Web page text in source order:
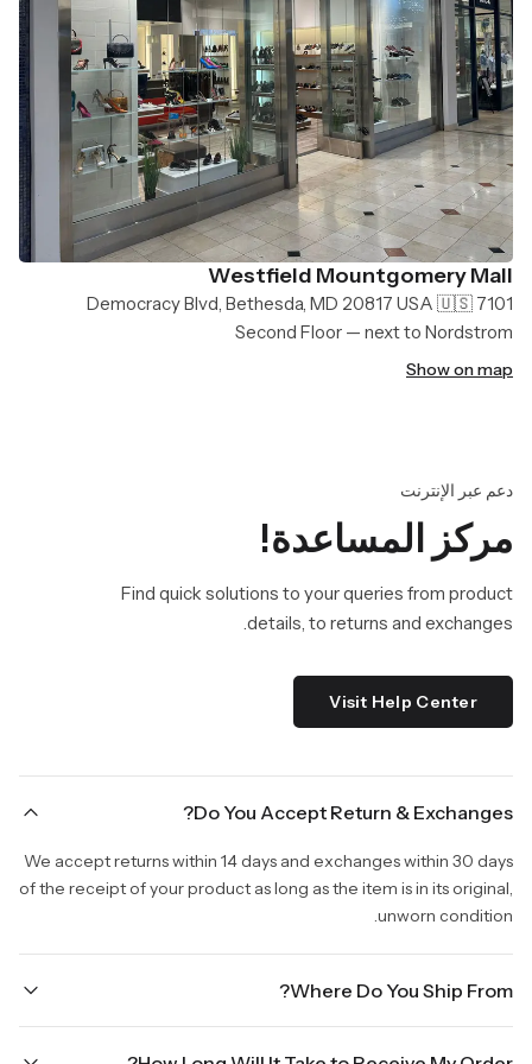
Westfield Mountgomery Mall
7101 Democracy Blvd, Bethesda, MD 20817 USA 🇺🇸
Second Floor — next to Nordstrom
Show on map
دعم عبر الإنترنت
مركز المساعدة!
Find quick solutions to your queries from product
details, to returns and exchanges.
Visit Help Center
Do You Accept Return & Exchanges?
We accept returns within 14 days and exchanges within 30 days
of the receipt of your product as long as the item is in its original,
unworn condition.
Where Do You Ship From?